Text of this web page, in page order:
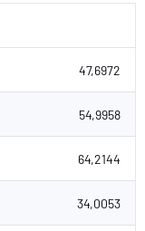
47,6972
54,9958
64,2144
34,0053